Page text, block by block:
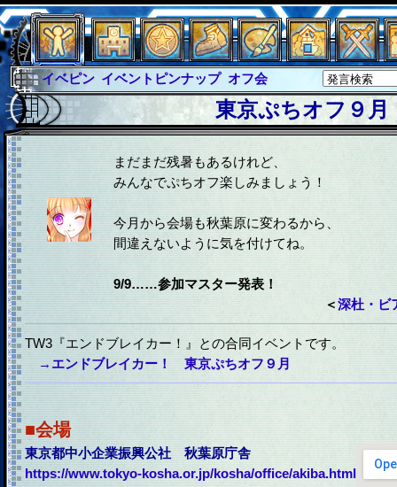
イベピン イベントピンナップ オフ会
グラシャ
グラシャ・ラボラス
グローバルジャスティス サイキックハーツ
サイキックハーツ大戦 シュラウド ソロモン
ファイナル
アブソーバー
東京ぷちオフ９月
まだまだ残暑もあるけれど、
みんなでぷちオフ楽しみましょう！
今月から会場も秋葉原に変わるから、
間違えないように気を付けてね。
9/9……参加マスター発表！
＜深杜・ビ
TW3『エンドブレイカー！』との合同イベントです。
→エンドブレイカー！ 東京ぷちオフ９月
■会場
東京都中小企業振興公社 秋葉原庁舎
https://www.tokyo-kosha.or.jp/kosha/office/akiba.html